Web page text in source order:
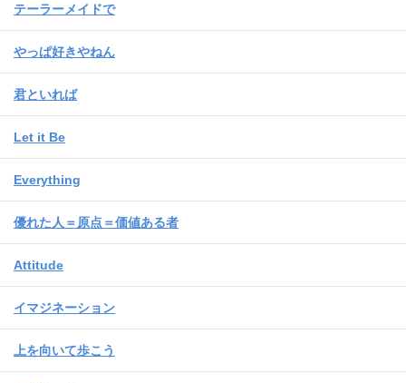
テーラーメイドで
やっぱ好きやねん
君といれば
Let it Be
Everything
優れた人＝原点＝価値ある者
Attitude
イマジネーション
上を向いて歩こう